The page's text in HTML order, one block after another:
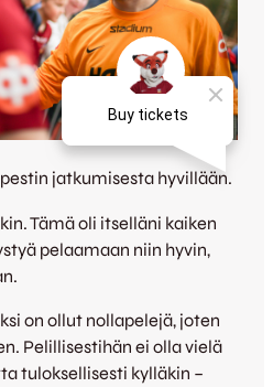
jatkumisesta hyvillään.
Tämä oli itselläni kaiken
pelaamaan niin hyvin,
on ollut nollapelejä, joten
Pelillisestihän ei olla vielä
tuloksellisesti kylläkin –